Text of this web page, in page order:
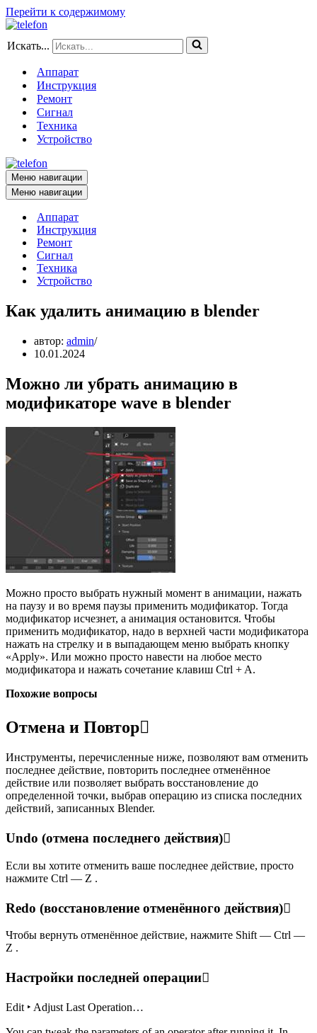
Перейти к содержимому
Искать...
Аппарат
Инструкция
Ремонт
Сигнал
Техника
Устройство
Меню навигации
Меню навигации
Аппарат
Инструкция
Ремонт
Сигнал
Техника
Устройство
Как удалить анимацию в blender
автор: admin
10.01.2024
Можно ли убрать анимацию в
модификаторе wave в blender
Можно просто выбрать нужный момент в анимации, нажать
на паузу и во время паузы применить модификатор. Тогда
модификатор исчезнет, а анимация остановится. Чтобы
применить модификатор, надо в верхней части модификатора
нажать на стрелку и в выпадающем меню выбрать кнопку
«Apply». Или можно просто навести на любое место
модификатора и нажать сочетание клавиш Ctrl + A.
Похожие вопросы
Отмена и Повтор
Инструменты, перечисленные ниже, позволяют вам отменить
последнее действие, повторить последнее отменённое
действие или позволяет выбрать восстановление до
определенной точки, выбрав операцию из списка последних
действий, записанных Blender.
Undo (отмена последнего действия)
Если вы хотите отменить ваше последнее действие, просто
нажмите Ctrl — Z .
Redo (восстановление отменённого действия)
Чтобы вернуть отменённое действие, нажмите Shift — Ctrl —
Z .
Настройки последней операции
Edit ‣ Adjust Last Operation…